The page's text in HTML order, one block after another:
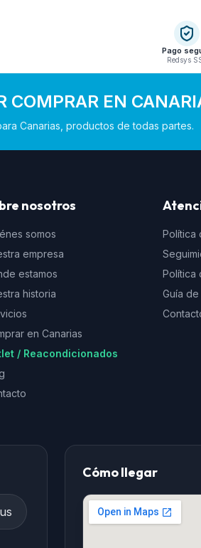
Pago
Redsys
COMPRAR EN
Canarias, productos de todas partes.
nosotros
somos
empresa
estamos
historia
en Canarias
/ Reacondicionados
Política
Política
Guía
Cómo llegar